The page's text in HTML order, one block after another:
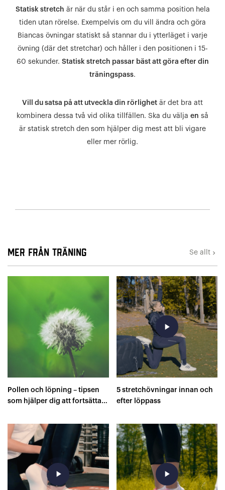
Statisk stretch är när du står i en och samma position hela
tiden utan rörelse. Exempelvis om du vill ändra och göra
Biancas övningar statiskt så stannar du i ytterläget i varje
övning (där det stretchar) och håller i den positionen i 15-
60 sekunder. Statisk stretch passar bäst att göra efter din
träningspass.
Vill du satsa på att utveckla din rörlighet är det bra att
kombinera dessa två vid olika tillfällen. Ska du välja en så
är statisk stretch den som hjälper dig mest att bli vigare
eller mer rörlig.
Mer från Träning Se allt keyboard_arrow_right
Pollen och löpning – tipsen
som hjälper dig att fortsätta
play_arrow
5 stretchövningar innan och
efter löppass
play_arrow play_arrow